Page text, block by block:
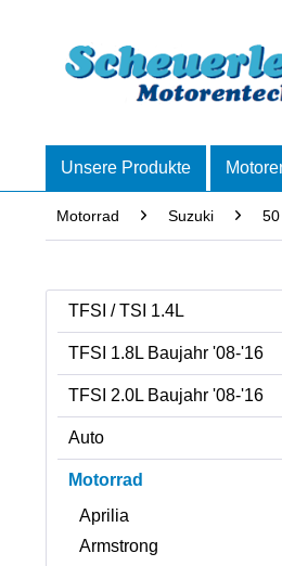
Unsere Produkte
Motorrad Suzuki
TFSI / TSI 1.4L
TFSI 1.8L Baujahr '08-'16
TFSI 2.0L Baujahr '08-'16
Auto
Motorrad
Aprilia
Armstrong